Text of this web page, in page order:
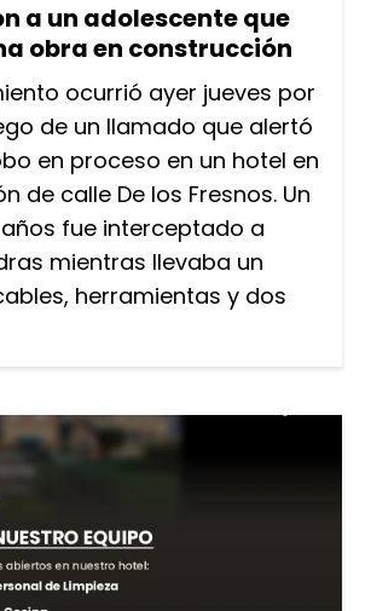
a un adolescente que
obra en construcción
ocurrió ayer jueves por
de un llamado que alertó
en proceso en un hotel en
de calle De los Fresnos. Un
años fue interceptado a
mientras llevaba un
herramientas y dos